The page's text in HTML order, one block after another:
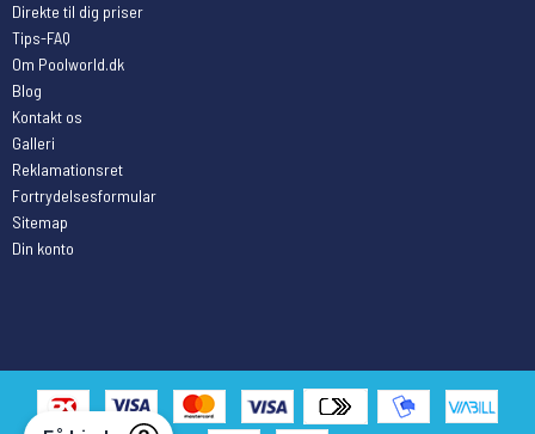
Direkte til dig priser
Tips-FAQ
Om Poolworld.dk
Blog
Kontakt os
Galleri
Reklamationsret
Fortrydelsesformular
Sitemap
Din konto